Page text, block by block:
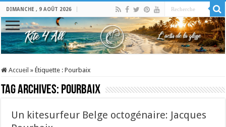
DIMANCHE , 9 AOÛT 2026
Accueil » Étiquette :Pourbaix
Tag Archives: Pourbaix
Un kitesurfeur Belge octogénaire: Jacques